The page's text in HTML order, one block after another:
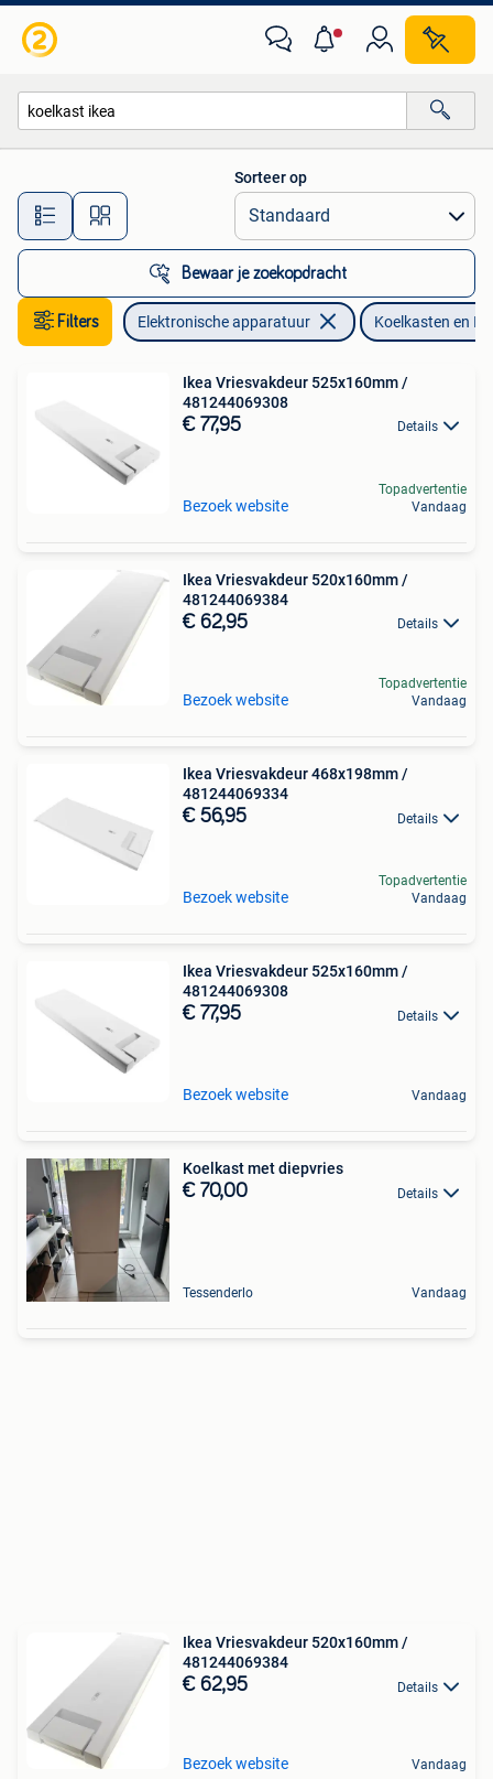
Alle afstanden…
Sorteer op
Bewaar je zoekopdracht
Filters Elektronische apparatuur Koelkasten en
Ikea Vriesvakdeur 525x160mm /
481244069308
€ 77,95 Details
Bezoek website
Topadvertentie
Vandaag
Ikea Vriesvakdeur 520x160mm /
481244069384
€ 62,95 Details
Bezoek website
Topadvertentie
Vandaag
Ikea Vriesvakdeur 468x198mm /
481244069334
€ 56,95 Details
Bezoek website
Topadvertentie
Vandaag
Ikea Vriesvakdeur 525x160mm /
481244069308
€ 77,95 Details
Bezoek website Vandaag
Koelkast met diepvries
€ 70,00 Details
Tessenderlo Vandaag
Ikea Vriesvakdeur 520x160mm /
481244069384
€ 62,95 Details
Bezoek website Vandaag